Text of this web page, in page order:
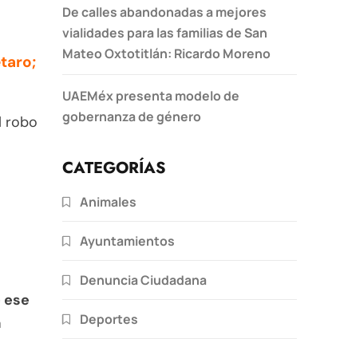
robo
ese
De calles abandonadas a mejores
vialidades para las familias de San
Mateo Oxtotitlán: Ricardo Moreno
UAEMéx presenta modelo de
gobernanza de género
CATEGORÍAS
Animales
Ayuntamientos
Denuncia Ciudadana
Deportes